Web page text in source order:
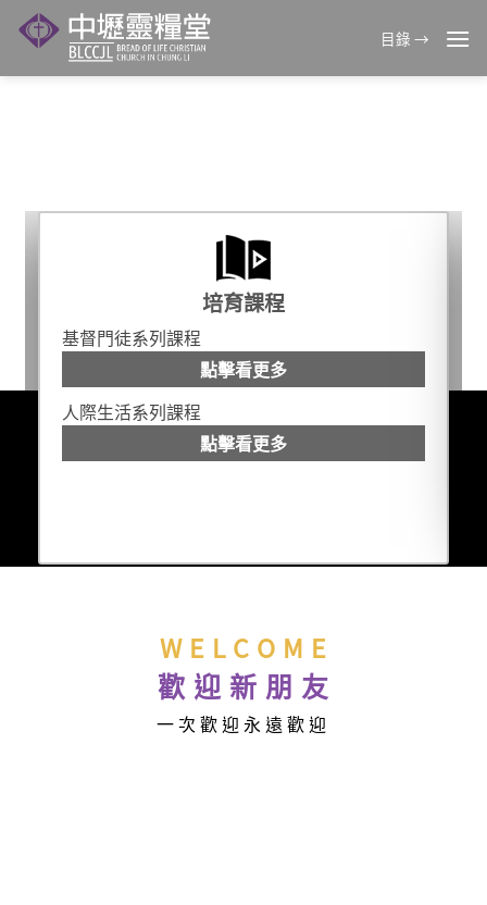
Skip
目錄 →
父子同行，讓家偉大
培育課程
基督門徒系列課程
點擊看更多
人際生活系列課程
點擊看更多
W E L C O M E
歡 迎 新 朋 友
一 次 歡 迎 永 遠 歡 迎